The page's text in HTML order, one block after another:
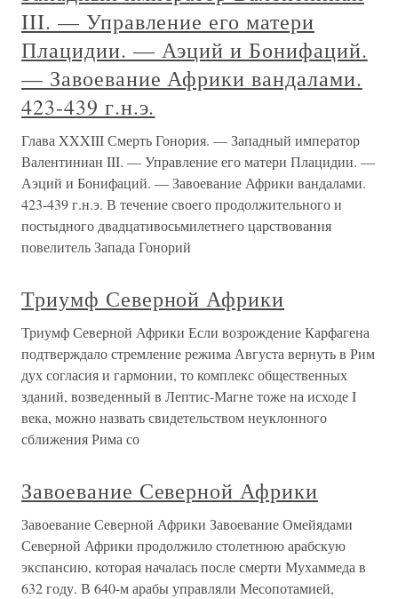
III. — Управление его матери
Плацидии. — Аэций и Бонифаций.
— Завоевание Африки вандалами.
423-439 г.н.э.
Глава XXXIII Смерть Гонория. — Западный император
Валентиниан III. — Управление его матери Плацидии. —
Аэций и Бонифаций. — Завоевание Африки вандалами.
423-439 г.н.э. В течение своего продолжительного и
постыдного двадцативосьмилетнего царствования
повелитель Запада Гонорий
Триумф Северной Африки
Триумф Северной Африки Если возрождение Карфагена
подтверждало стремление режима Августа вернуть в Рим
дух согласия и гармонии, то комплекс общественных
зданий, возведенный в Лептис-Магне тоже на исходе I
века, можно назвать свидетельством неуклонного
сближения Рима со
Завоевание Северной Африки
Завоевание Северной Африки Завоевание Омейядами
Северной Африки продолжило столетнюю арабскую
экспансию, которая началась после смерти Мухаммеда в
632 году. В 640-м арабы управляли Месопотамией,